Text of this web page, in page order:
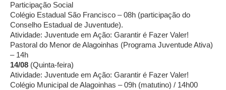
Participação Social
Colégio Estadual São Francisco – 08h (participação do
Conselho Estadual de Juventude).
Atividade: Juventude em Ação: Garantir é Fazer Valer!
Pastoral do Menor de Alagoinhas (Programa Juventude Ativa)
– 14h
14/08 (Quinta-feira)
Atividade: Juventude em Ação: Garantir é Fazer Valer!
Colégio Municipal de Alagoinhas – 09h (matutino) / 14h00